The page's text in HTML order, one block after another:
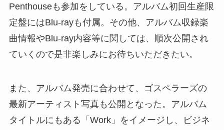
Penthouseも参加をしている。アルバム初回生産限
定盤にはBlu-rayも付属。その他、アルバム収録楽
曲情報やBlu-ray内容等に関しては、順次公開され
ていくので是非楽しみにお待ちいただきたい。
また、アルバム発売に合わせて、ゴスペラーズの
最新アーティスト写真も公開となった。アルバム
タイトルにもある「Work」をイメージし、ビジネ